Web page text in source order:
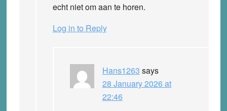
echt niet om aan te horen.
Log in to Reply
Hans1263 says
28 January 2026 at
22:46